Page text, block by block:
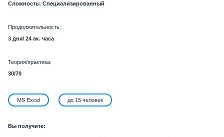
Сложность: Специализированный
Продолжительность:
3 дня/ 24 ак. часа
Теория/практика:
30/70
MS Excel до 15 человек
Вы получите: